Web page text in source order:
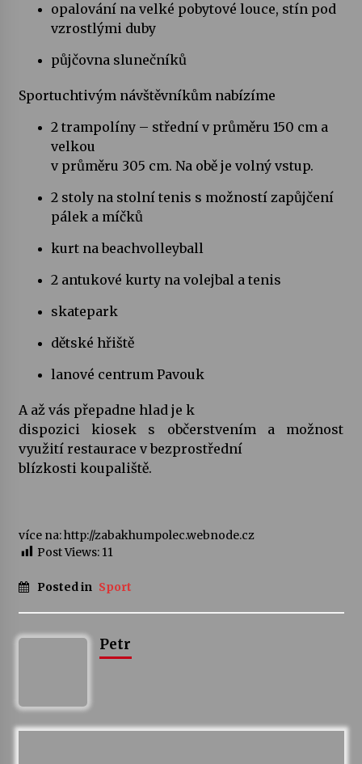
Letní koncerty ve Stromovce: Rufus Miller
22. 7. 2026
Vysočinka
Ozvěny prázdnin
odkaz Josefa Čapka
Varhanní recitál Michala Novenka v Klášteře
3. 7. 2026
opalování na velké pobytové louce, stín pod
vzrostlými duby
půjčovna slunečníků
Sportuchtivým návštěvníkům nabízíme
2 trampolíny – střední v průměru 150 cm a
velkou
v průměru 305 cm. Na obě je volný vstup.
2 stoly na stolní tenis s možností zapůjčení
pálek a míčků
kurt na beachvolleyball
2 antukové kurty na volejbal a tenis
skatepark
dětské hřiště
lanové centrum Pavouk
A až vás přepadne hlad je k
dispozici kiosek s občerstvením a možnost
využití restaurace v bezprostřední
blízkosti koupaliště.
více na: http://zabakhumpolec.webnode.cz
Post Views: 11
Posted in Sport
Petr